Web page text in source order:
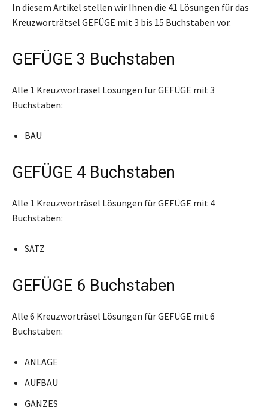
In diesem Artikel stellen wir Ihnen die 41 Lösungen für das
Kreuzworträtsel GEFÜGE mit 3 bis 15 Buchstaben vor.
GEFÜGE 3 Buchstaben
Alle 1 Kreuzworträsel Lösungen für GEFÜGE mit 3
Buchstaben:
BAU
GEFÜGE 4 Buchstaben
Alle 1 Kreuzworträsel Lösungen für GEFÜGE mit 4
Buchstaben:
SATZ
GEFÜGE 6 Buchstaben
Alle 6 Kreuzworträsel Lösungen für GEFÜGE mit 6
Buchstaben:
ANLAGE
AUFBAU
GANZES